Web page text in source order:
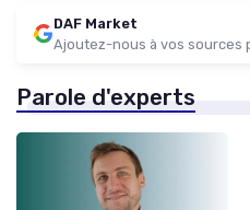
DAF Market
Ajoutez-nous à vos sources
Parole d'experts